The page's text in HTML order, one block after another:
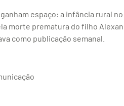
espaço: a infância rural
morte prematura do filho
como publicação semanal.